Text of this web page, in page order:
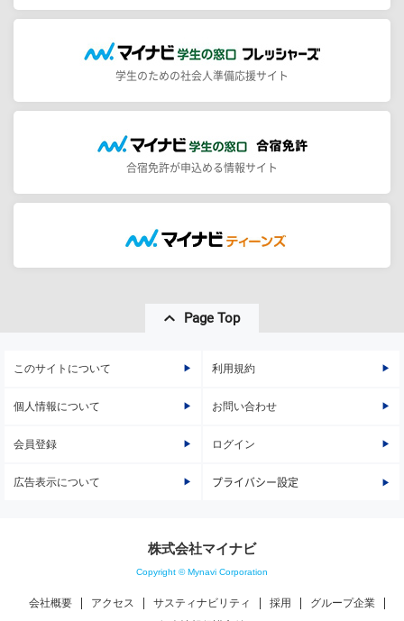
学生のための社会人準備応援サイト
合宿免許が申込める情報サイト
Page Top
このサイトについて 利用規約
個人情報について お問い合わせ
会員登録 ログイン
広告表示について プライバシー設定
株式会社マイナビ
Copyright © Mynavi Corporation
会社概要 アクセス サスティナビリティ 採用
グループ企業